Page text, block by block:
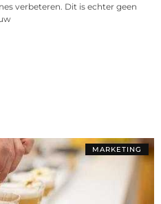
verbeteren. Dit is echter geen
MARKETING